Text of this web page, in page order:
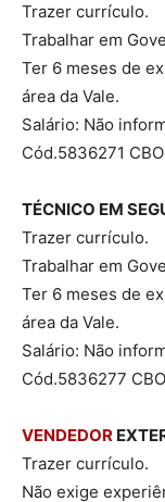
Trazer currículo.
Trabalhar em
Ter 6 meses de
área da Vale.
Salário: Não
Cód.5836271
TÉCNICO EM
Trazer currículo.
Trabalhar em
Ter 6 meses de
área da Vale.
Salário: Não
Cód.5836277
VENDEDOR
Trazer currículo.
Não exige